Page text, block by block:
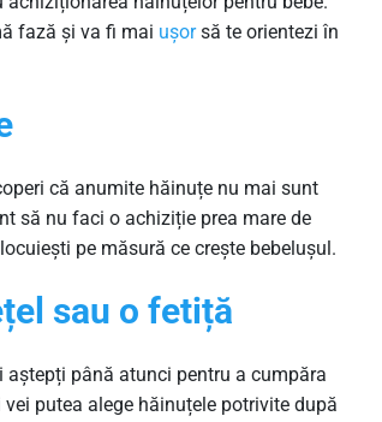
fază și va fi mai ușorsă te orientezi în
că anumite hăinuțe nu mai sunt
să nu faci o achiziție prea mare de
pe măsură ce crește bebelușul.
sau o fetiță
aștepți până atunci pentru a cumpăra
putea alege hăinuțele potrivite după